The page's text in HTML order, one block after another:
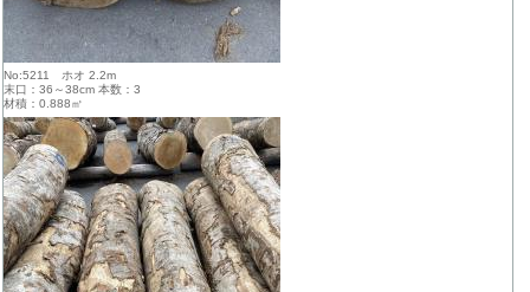
No:5211 ホオ 2.2m
末口：36～38cm 本数：3
材積：0.888㎥